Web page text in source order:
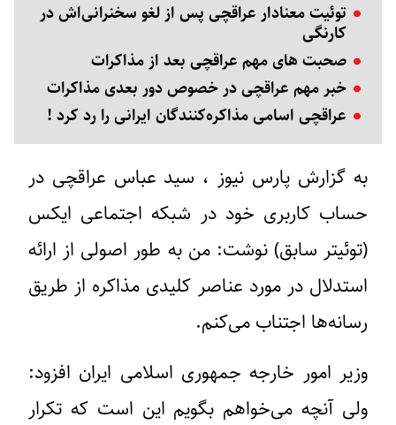
توئیت معنادار عراقچی پس از لغو سخنرانی‌اش در
کارنگی
صحبت های مهم عراقچی بعد از مذاکرات
خبر مهم عراقچی در خصوص دور بعدی مذاکرات
عراقچی اسامی مذاکره‌کنندگان ایرانی را رد کرد !
به گزارش پارس نیوز ، سید عباس عراقچی در
حساب کاربری خود در شبکه اجتماعی ایکس
(توئیتر سابق) نوشت: من به طور اصولی از ارائه
استدلال در مورد عناصر کلیدی مذاکره از طریق
رسانه‌ها اجتناب می‌کنم.
وزیر امور خارجه جمهوری اسلامی ایران افزود:
ولی آنچه می‌خواهم بگویم این است که تکرار